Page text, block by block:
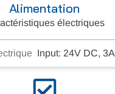
Alimentation
électriques
Input: 24V DC, 3A